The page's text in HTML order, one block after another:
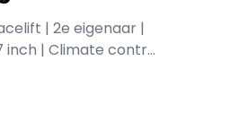
| 2e eigenaar |
inch | Climate control
| 122 pk